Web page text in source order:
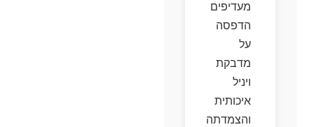
מעדיפים
הדפסה
על
מדבקת
ויניל
איכותית
והצמדתה